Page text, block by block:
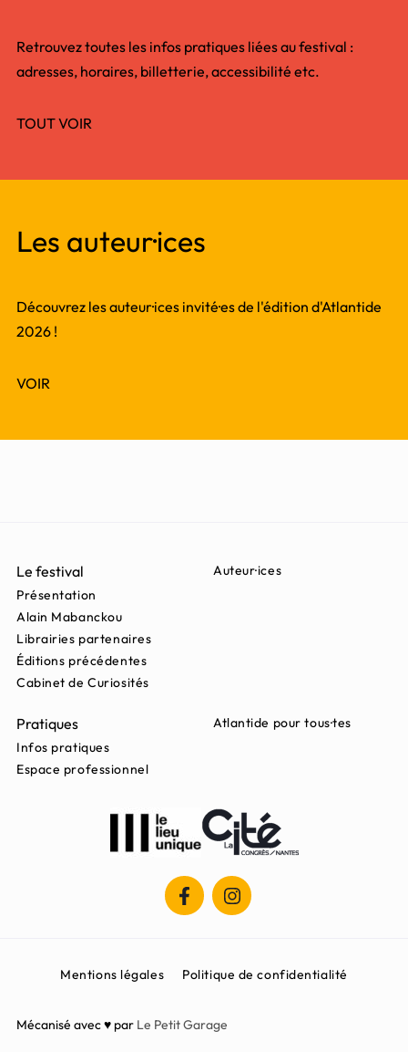
Retrouvez toutes les infos pratiques liées au festival :
adresses, horaires, billetterie, accessibilité etc.
TOUT VOIR
Les auteur·ices
Découvrez les auteur·ices invité·es de l'édition d'Atlantide
2026 !
VOIR
Le festival
Présentation
Alain Mabanckou
Librairies partenaires
Éditions précédentes
Cabinet de Curiosités
Auteur·ices
Pratiques
Infos pratiques
Espace professionnel
Atlantide pour tous·tes
Mentions légales Politique de confidentialité
Mécanisé avec ♥ par Le Petit Garage